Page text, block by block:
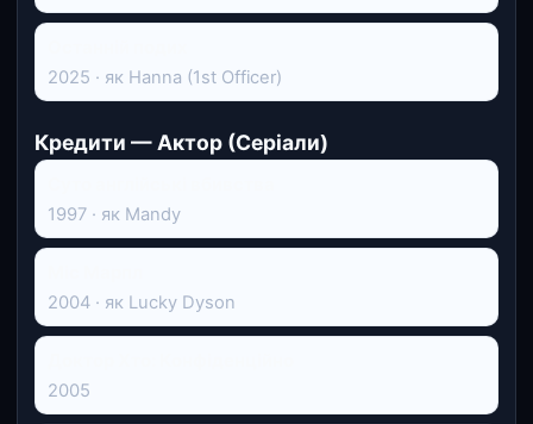
2025 · як Hanna (1st Officer)
Кредити — Актор (Серіали)
1997 · як Mandy
2004 · як Lucky Dyson
2005